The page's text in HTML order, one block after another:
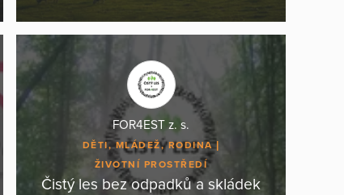
FOR4EST z. s.
DĚTI, MLÁDEŽ, RODINA
ŽIVOTNÍ PROSTŘEDÍ
Čistý les bez odpadků a skládek